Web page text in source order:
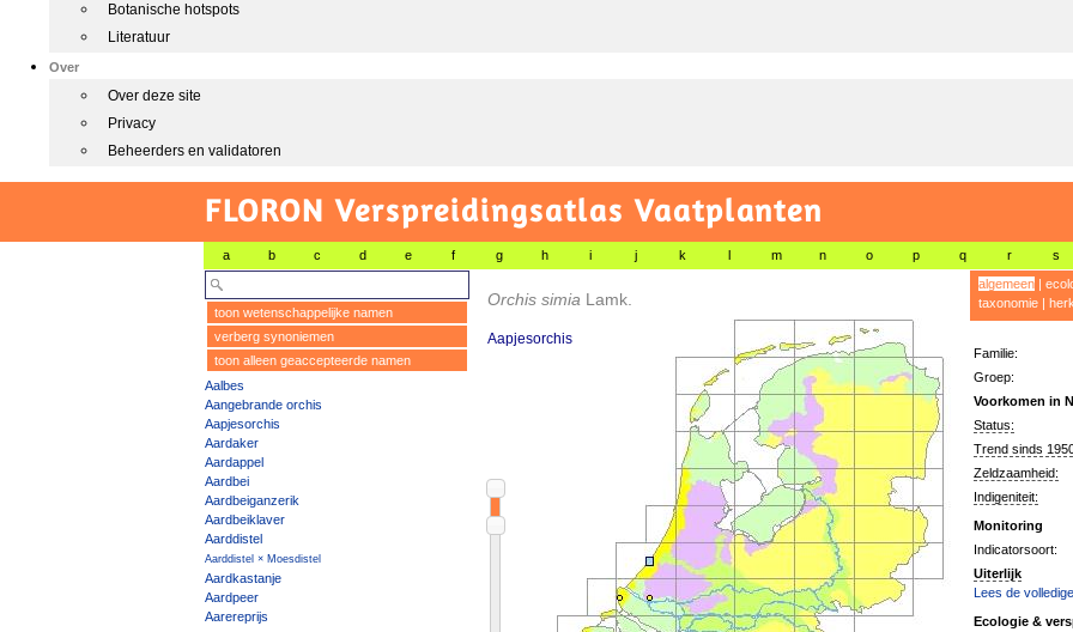
Botanische hotspots
Literatuur
Over
Over deze site
Privacy
Beheerders en validatoren
FLORON Verspreidingsatlas Vaatplanten
a b c d e f g h i j k l m n o p q r s
toon wetenschappelijke namen
verberg synoniemen
toon alleen geaccepteerde namen
Aalbes
Aangebrande orchis
Aapjesorchis
Aardaker
Aardappel
Aardbei
Aardbeiganzerik
Aardbeiklaver
Aarddistel
Aarddistel × Moesdistel
Aardkastanje
Aardpeer
Aarereprijs
Orchis simia Lamk.
Aapjesorchis
algemeen|
taxonomie|
Familie:
Groep:
Voorkomen in
Status:
Trend sinds
Zeldzaamheid:
Indigeniteit:
Monitoring
Indicatorsoort:
Uiterlijk
Lees de
Ecologie &